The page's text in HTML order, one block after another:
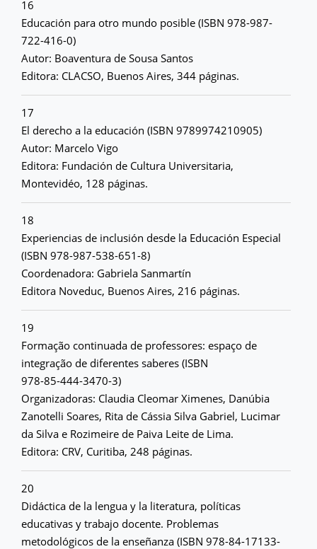
16
Educación para otro mundo posible (ISBN 978-987-
722-416-0)
Autor: Boaventura de Sousa Santos
Editora: CLACSO, Buenos Aires, 344 páginas.
17
El derecho a la educación (ISBN 9789974210905)
Autor: Marcelo Vigo
Editora: Fundación de Cultura Universitaria,
Montevidéo, 128 páginas.
18
Experiencias de inclusión desde la Educación Especial
(ISBN 978-987-538-651-8)
Coordenadora: Gabriela Sanmartín
Editora Noveduc, Buenos Aires, 216 páginas.
19
Formação continuada de professores: espaço de
integração de diferentes saberes (ISBN
978-85-444-3470-3)
Organizadoras: Claudia Cleomar Ximenes, Danúbia
Zanotelli Soares, Rita de Cássia Silva Gabriel, Lucimar
da Silva e Rozimeire de Paiva Leite de Lima.
Editora: CRV, Curitiba, 248 páginas.
20
Didáctica de la lengua y la literatura, políticas
educativas y trabajo docente. Problemas
metodológicos de la enseñanza (ISBN 978-84-17133-